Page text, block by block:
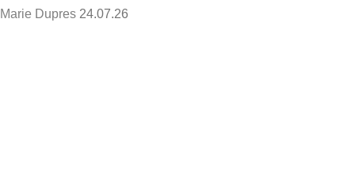
Marie Dupres 24.07.26